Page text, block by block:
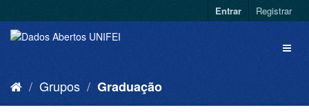
Entrar Registrar
Grupos Graduação